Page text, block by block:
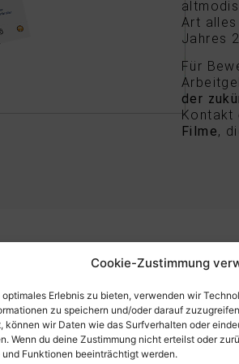
Cookie-Zustimmung
optimales Erlebnis zu bieten, verwenden wir
zu speichern und/oder darauf
können wir Daten wie das Surfverhalten oder
Wenn du deine Zustimmung nicht erteilst oder
und Funktionen beeinträchtigt werden.
Art
Jahres
Für
der
Kontakt
Filme,
Zeiten des Fachkräftemangels ist
Recruiting Film
die
für ein Unternehmen
können Sie die Vorzüge Ihres
humorvollpräsentieren.